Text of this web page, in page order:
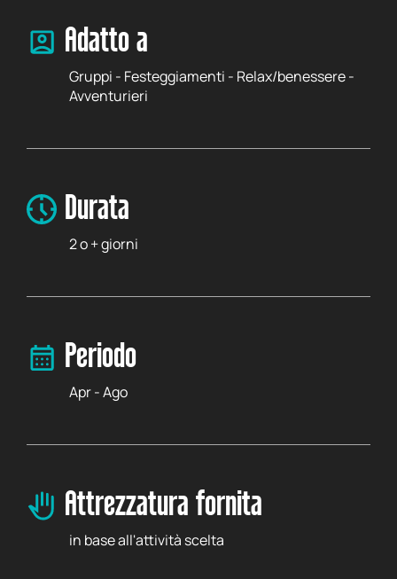
Adatto a
Gruppi - Festeggiamenti - Relax/benessere -
Avventurieri
Durata
2 o + giorni
Periodo
Apr - Ago
Attrezzatura fornita
in base all'attività scelta